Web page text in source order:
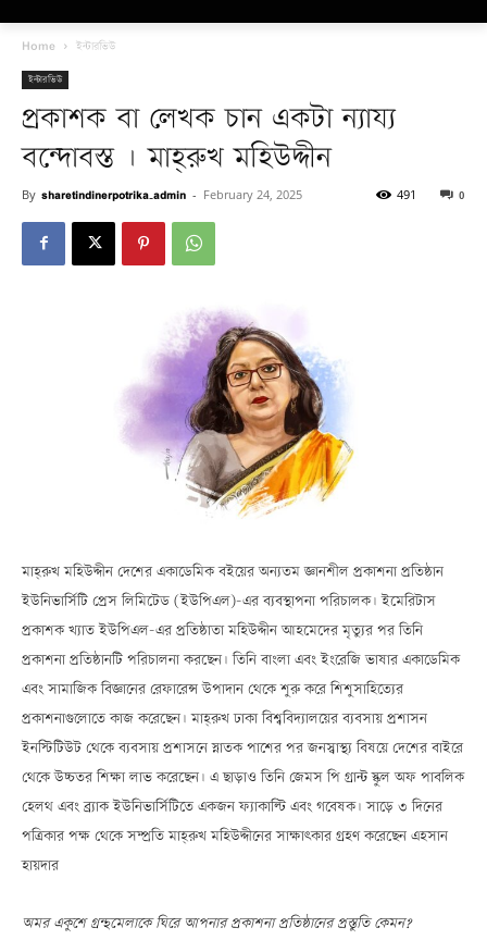
Home ইন্টারভিউ
ইন্টারভিউ
প্রকাশক বা লেখক চান একটা ন্যায্য
বন্দোবস্ত | মাহ্‌রুখ মহিউদ্দীন
By sharetindinerpotrika_admin - February 24, 2025 0
491
মাহ্‌রুখ মহিউদ্দীন দেশের একাডেমিক বইয়ের অন্যতম জ্ঞানশীল প্রকাশনা প্রতিষ্ঠান
ইউনিভার্সিটি প্রেস লিমিটেড (ইউপিএল)-এর ব্যবস্থাপনা পরিচালক। ইমেরিটাস
প্রকাশক খ্যাত ইউপিএল-এর প্রতিষ্ঠাতা মহিউদ্দীন আহমেদের মৃত্যুর পর তিনি
প্রকাশনা প্রতিষ্ঠানটি পরিচালনা করছেন। তিনি বাংলা এবং ইংরেজি ভাষার একাডেমিক
এবং সামাজিক বিজ্ঞানের রেফারেন্স উপাদান থেকে শুরু করে শিশুসাহিত্যের
প্রকাশনাগুলোতে কাজ করেছেন। মাহ্‌রুখ ঢাকা বিশ্ববিদ্যালয়ের ব্যবসায় প্রশাসন
ইনস্টিটিউট থেকে ব্যবসায় প্রশাসনে স্নাতক পাশের পর জনস্বাস্থ্য বিষয়ে দেশের বাইরে
থেকে উচ্চতর শিক্ষা লাভ করেছেন। এ ছাড়াও তিনি জেমস পি গ্রান্ট স্কুল অফ পাবলিক
হেলথ এবং ব্র্যাক ইউনিভার্সিটিতে একজন ফ্যাকাল্টি এবং গবেষক। সাড়ে ৩ দিনের
পত্রিকার পক্ষ থেকে সম্প্রতি মাহ্‌রুখ মহিউদ্দীনের সাক্ষাৎকার গ্রহণ করেছেন এহসান
হায়দার
অমর একুশে গ্রন্থমেলাকে ঘিরে আপনার প্রকাশনা প্রতিষ্ঠানের প্রস্তুতি কেমন?